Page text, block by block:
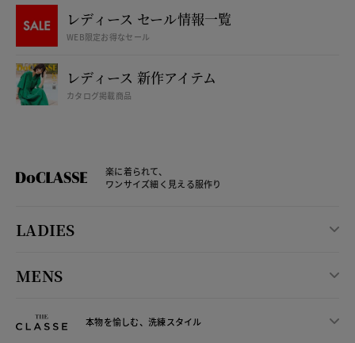
レディース セール情報一覧
WEB限定お得なセール
レディース 新作アイテム
カタログ掲載商品
楽に着られて、
ワンサイズ細く見える服作り
LADIES
MENS
本物を愉しむ、洗練スタイル